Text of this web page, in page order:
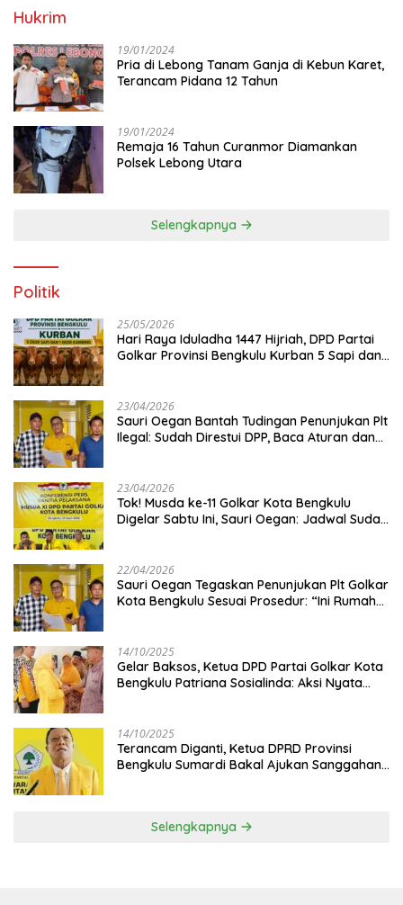
Hukrim
19/01/2024
Pria di Lebong Tanam Ganja di Kebun Karet,
Terancam Pidana 12 Tahun
19/01/2024
Remaja 16 Tahun Curanmor Diamankan
Polsek Lebong Utara
Selengkapnya
Politik
25/05/2026
Hari Raya Iduladha 1447 Hijriah, DPD Partai
Golkar Provinsi Bengkulu Kurban 5 Sapi dan 1
23/04/2026
Sauri Oegan Bantah Tudingan Penunjukan Plt
Ilegal: Sudah Direstui DPP, Baca Aturan dan
23/04/2026
‎Tok! Musda ke-11 Golkar Kota Bengkulu
Digelar Sabtu Ini, Sauri Oegan: Jadwal Sudah
22/04/2026
Sauri Oegan Tegaskan Penunjukan Plt Golkar
Kota Bengkulu Sesuai Prosedur: “Ini Rumah
14/10/2025
‎Gelar Baksos, Ketua DPD Partai Golkar Kota
Bengkulu Patriana Sosialinda: Aksi Nyata
14/10/2025
Terancam Diganti, Ketua DPRD Provinsi
Bengkulu Sumardi Bakal Ajukan Sanggahan
Selengkapnya